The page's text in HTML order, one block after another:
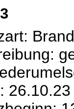
26.10.23